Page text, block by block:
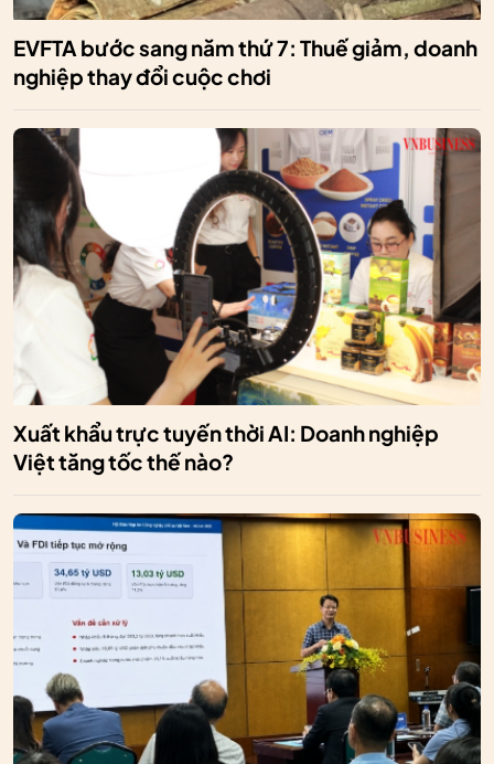
EVFTA bước sang năm thứ 7: Thuế giảm, doanh
nghiệp thay đổi cuộc chơi
Xuất khẩu trực tuyến thời AI: Doanh nghiệp
Việt tăng tốc thế nào?